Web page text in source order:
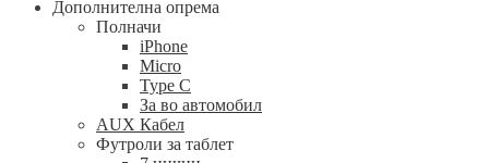
Дополнителна опрема
Полначи
iPhone
Micro
Type C
За во автомобил
AUX Кабел
Футроли за таблет